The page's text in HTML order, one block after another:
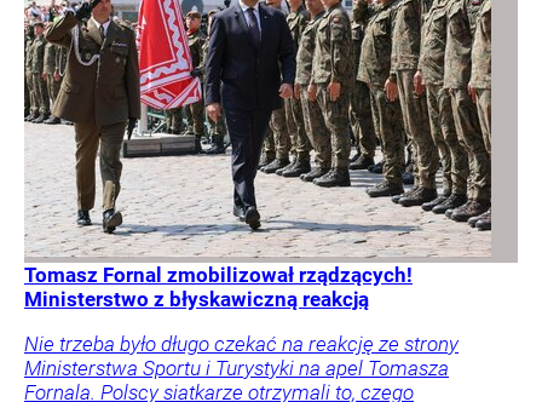
Tomasz Fornal zmobilizował rządzących!
Ministerstwo z błyskawiczną reakcją
Nie trzeba było długo czekać na reakcję ze strony
Ministerstwa Sportu i Turystyki na apel Tomasza
Fornala. Polscy siatkarze otrzymali to, czego